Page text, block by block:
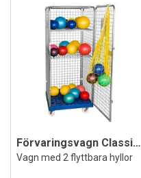
Förvaringsvagn Classic II 180x81x72 cm
Vagn med 2 flyttbara hyllor